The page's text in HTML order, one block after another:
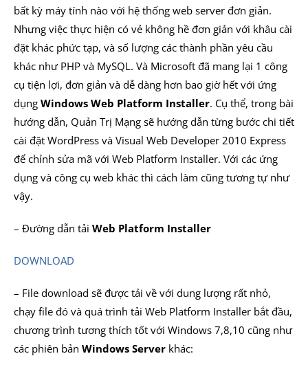
bất kỳ máy tính nào với hệ thống web server đơn giản.
Nhưng việc thực hiện có vẻ không hề đơn giản với khâu cài
đặt khác phức tạp, và số lượng các thành phần yêu cầu
khác như PHP và MySQL. Và Microsoft đã mang lại 1 công
cụ tiện lợi, đơn giản và dễ dàng hơn bao giờ hết với ứng
dụng Windows Web Platform Installer. Cụ thể, trong bài
hướng dẫn, Quản Trị Mạng sẽ hướng dẫn từng bước chi tiết
cài đặt WordPress và Visual Web Developer 2010 Express
để chỉnh sửa mã với Web Platform Installer. Với các ứng
dụng và công cụ web khác thì cách làm cũng tương tự như
vậy.
– Đường dẫn tải Web Platform Installer
DOWNLOAD
– File download sẽ được tải về với dung lượng rất nhỏ,
chạy file đó và quá trình tải Web Platform Installer bắt đầu,
chương trình tương thích tốt với Windows 7,8,10 cũng như
các phiên bản Windows Server khác: